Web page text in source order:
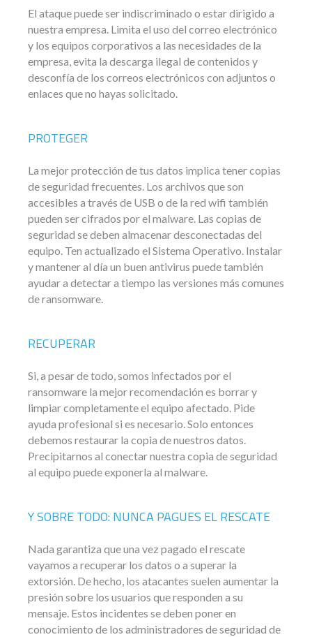
El ataque puede ser indiscriminado o estar dirigido a
nuestra empresa. Limita el uso del correo electrónico
y los equipos corporativos a las necesidades de la
empresa, evita la descarga ilegal de contenidos y
desconfía de los correos electrónicos con adjuntos o
enlaces que no hayas solicitado.
PROTEGER
La mejor protección de tus datos implica tener copias
de seguridad frecuentes. Los archivos que son
accesibles a través de USB o de la red wifi también
pueden ser cifrados por el malware. Las copias de
seguridad se deben almacenar desconectadas del
equipo. Ten actualizado el Sistema Operativo. Instalar
y mantener al día un buen antivirus puede también
ayudar a detectar a tiempo las versiones más comunes
de ransomware.
RECUPERAR
Si, a pesar de todo, somos infectados por el
ransomware la mejor recomendación es borrar y
limpiar completamente el equipo afectado. Pide
ayuda profesional si es necesario. Solo entonces
debemos restaurar la copia de nuestros datos.
Precipitarnos al conectar nuestra copia de seguridad
al equipo puede exponerla al malware.
Y SOBRE TODO: NUNCA PAGUES EL RESCATE
Nada garantiza que una vez pagado el rescate
vayamos a recuperar los datos o a superar la
extorsión. De hecho, los atacantes suelen aumentar la
presión sobre los usuarios que responden a su
mensaje. Estos incidentes se deben poner en
conocimiento de los administradores de seguridad de